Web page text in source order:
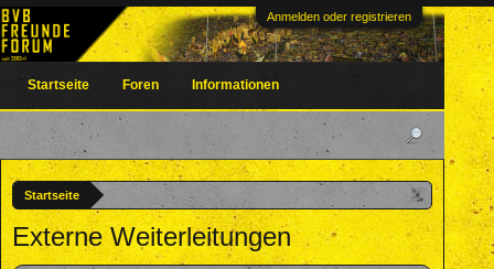
Anmelden oder registrieren
Startseite
Externe Weiterleitungen
Startseite Foren Informationen